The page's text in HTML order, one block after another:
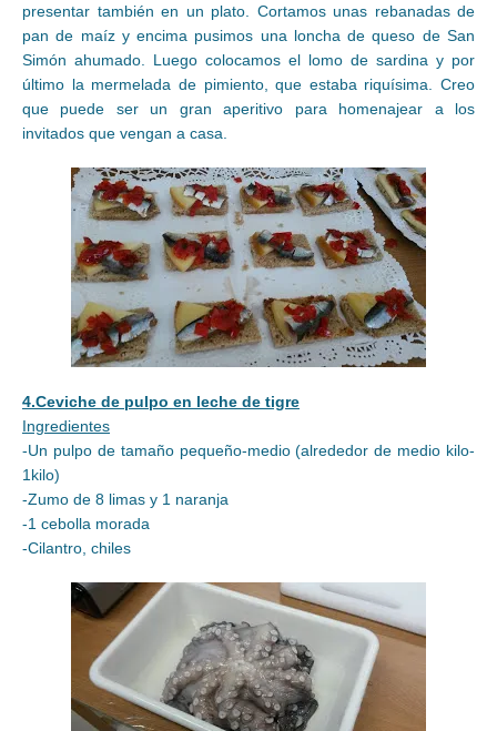
presentar también en un plato. Cortamos unas rebanadas de
pan de maíz y encima pusimos una loncha de queso de San
Simón ahumado. Luego colocamos el lomo de sardina y por
último la mermelada de pimiento, que estaba riquísima. Creo
que puede ser un gran aperitivo para homenajear a los
invitados que vengan a casa.
4.Ceviche de pulpo en leche de tigre
Ingredientes
-Un pulpo de tamaño pequeño-medio (alrededor de medio kilo-
1kilo)
-Zumo de 8 limas y 1 naranja
-1 cebolla morada
-Cilantro, chiles